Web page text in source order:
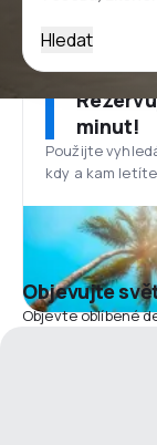
Hledat
minut!
Použijte
kdy a kam
Objevujte
Objevte oblíbené